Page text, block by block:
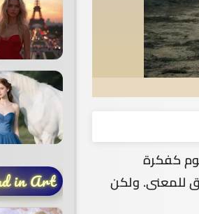
كفكرة
للمعنى. ولكن
in Art